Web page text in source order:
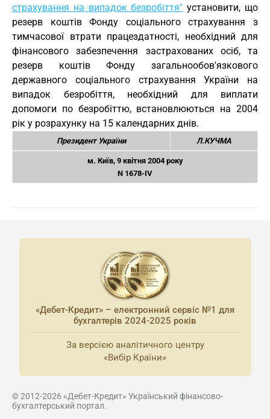
страхування на випадок безробіття" установити, що
резерв коштів Фонду соціального страхування з
тимчасової втрати працездатності, необхідний для
фінансового забезпечення застрахованих осіб, та
резерв коштів Фонду загальнообов'язкового
державного соціального страхування України на
випадок безробіття, необхідний для виплати
допомоги по безробіттю, встановлюються на 2004
рік у розрахунку на 15 календарних днів.
Президент України Л.КУЧМА
м. Київ, 9 квітня 2004 року
N 1678-IV
«Дебет-Кредит» – електронний сервіс №1 для
бухгалтерів 2024-2025 років
За версією аналітичного центру
«Вибір Країни»
© 2012-2026 «Дебет-Кредит» Український фінансово-
бухгалтерський портал.